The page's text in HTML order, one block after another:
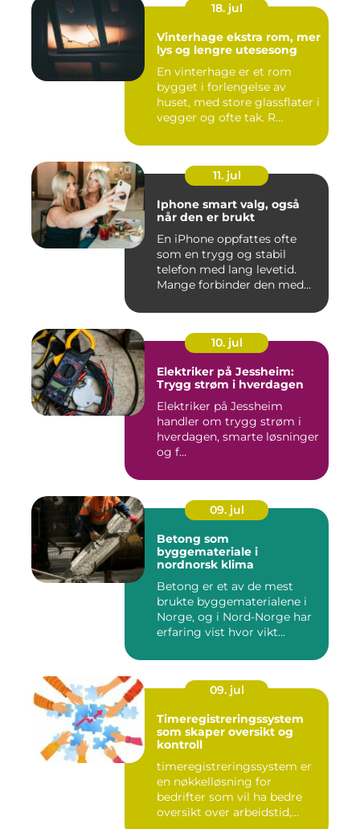
18. jul
Vinterhage ekstra rom, mer
lys og lengre utesesong
En vinterhage er et rom
bygget i forlengelse av
huset, med store glassflater i
vegger og ofte tak. R...
11. jul
Iphone smart valg, også
når den er brukt
En iPhone oppfattes ofte
som en trygg og stabil
telefon med lang levetid.
Mange forbinder den med
10. jul
Elektriker på Jessheim:
Trygg strøm i hverdagen
Elektriker på Jessheim
handler om trygg strøm i
hverdagen, smarte løsninger
og f...
09. jul
Betong som
byggemateriale i
nordnorsk klima
Betong er et av de mest
brukte byggematerialene i
Norge, og i Nord-Norge har
erfaring vist hvor vikt...
09. jul
Timeregistreringssystem
som skaper oversikt og
kontroll
timeregistreringssystem er
en nøkkelløsning for
bedrifter som vil ha bedre
oversikt over arbeidstid,...